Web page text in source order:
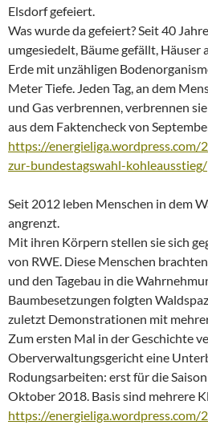
Elsdorf gefeiert.
Was wurde da gefeiert? Seit 40
umgesiedelt, Bäume gefällt,
Erde mit unzähligen
Meter Tiefe. Jeden Tag, an dem
und Gas verbrennen, verbrennen
aus dem Faktencheck von
https://
zur-bundestagswahl-kohleausstieg/
Seit 2012 leben Menschen in dem
angrenzt.
Mit ihren Körpern stellen sie sich
von RWE. Diese Menschen
und den Tagebau in die
Baumbesetzungen folgten
zuletzt Demonstrationen mit
Zum ersten Mal in der Geschichte
Oberverwaltungsgericht eine
Rodungsarbeiten: erst für die
Oktober 2018. Basis sind mehrere
https://